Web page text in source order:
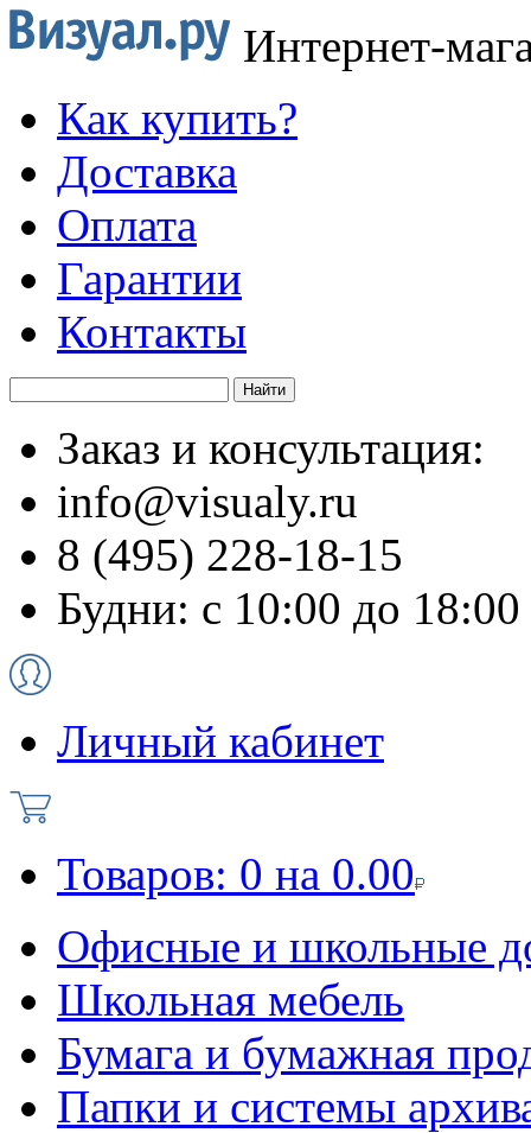
Интернет-
Как купить?
Доставка
Оплата
Гарантии
Контакты
Заказ и консультация:
info@visualy.ru
8 (495) 228-18-15
Будни: с 10:00 до 18:00
Личный кабинет
Товаров: 0 на 0.00
Офисные и школьные
Школьная мебель
Бумага и бумажная
Папки и системы